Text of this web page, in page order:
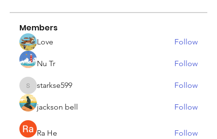
Members
Love Follow
Nu Tr Follow
starkse599
starkse599 Follow
jackson bell Follow
Ra He Follow